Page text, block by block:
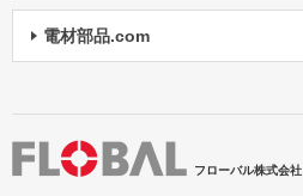
電材部品.com
フローバル株式会社